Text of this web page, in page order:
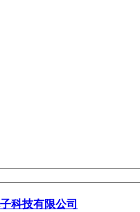
科技有限公司